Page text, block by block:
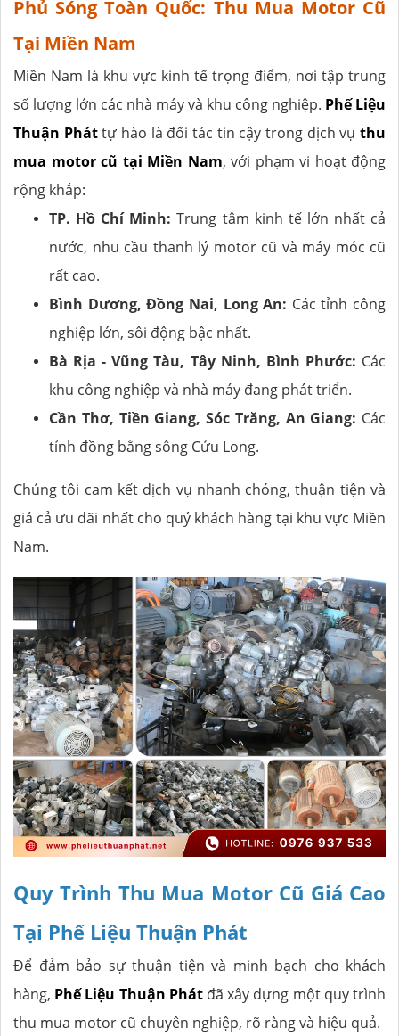
Phủ Sóng Toàn Quốc: Thu Mua Motor Cũ
Tại Miền Nam
Miền Nam là khu vực kinh tế trọng điểm, nơi tập trung
số lượng lớn các nhà máy và khu công nghiệp. Phế Liệu
Thuận Pháttự hào là đối tác tin cậy trong dịch vụthu
mua motor cũ tại Miền Nam, với phạm vi hoạt động
rộng khắp:
TP. Hồ Chí Minh: Trung tâm kinh tế lớn nhất cả
nước, nhu cầu thanh lý motor cũ và máy móc cũ
rất cao.
Bình Dương, Đồng Nai, Long An: Các tỉnh công
nghiệp lớn, sôi động bậc nhất.
Bà Rịa - Vũng Tàu, Tây Ninh, Bình Phước: Các
khu công nghiệp và nhà máy đang phát triển.
Cần Thơ, Tiền Giang, Sóc Trăng, An Giang: Các
tỉnh đồng bằng sông Cửu Long.
Chúng tôi cam kết dịch vụ nhanh chóng, thuận tiện và
giá cả ưu đãi nhất cho quý khách hàng tại khu vực Miền
Nam.
Quy Trình Thu Mua Motor Cũ Giá Cao
Tại Phế Liệu Thuận Phát
Để đảm bảo sự thuận tiện và minh bạch cho khách
hàng, Phế Liệu Thuận Phátđã xây dựng một quy trình
thu mua motor cũ chuyên nghiệp, rõ ràng và hiệu quả.